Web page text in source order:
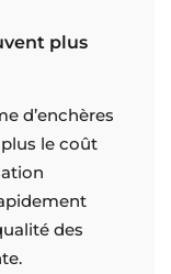
plus
d’enchères
le coût
des